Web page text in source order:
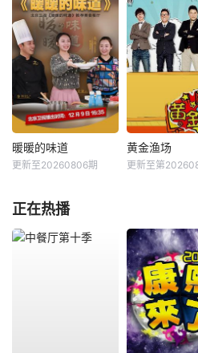
暖暖的味道
更新至20260806期
黄金渔场
更新至第
正在热播